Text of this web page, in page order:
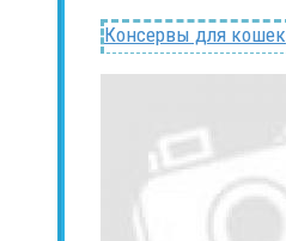
Консервы для кошек